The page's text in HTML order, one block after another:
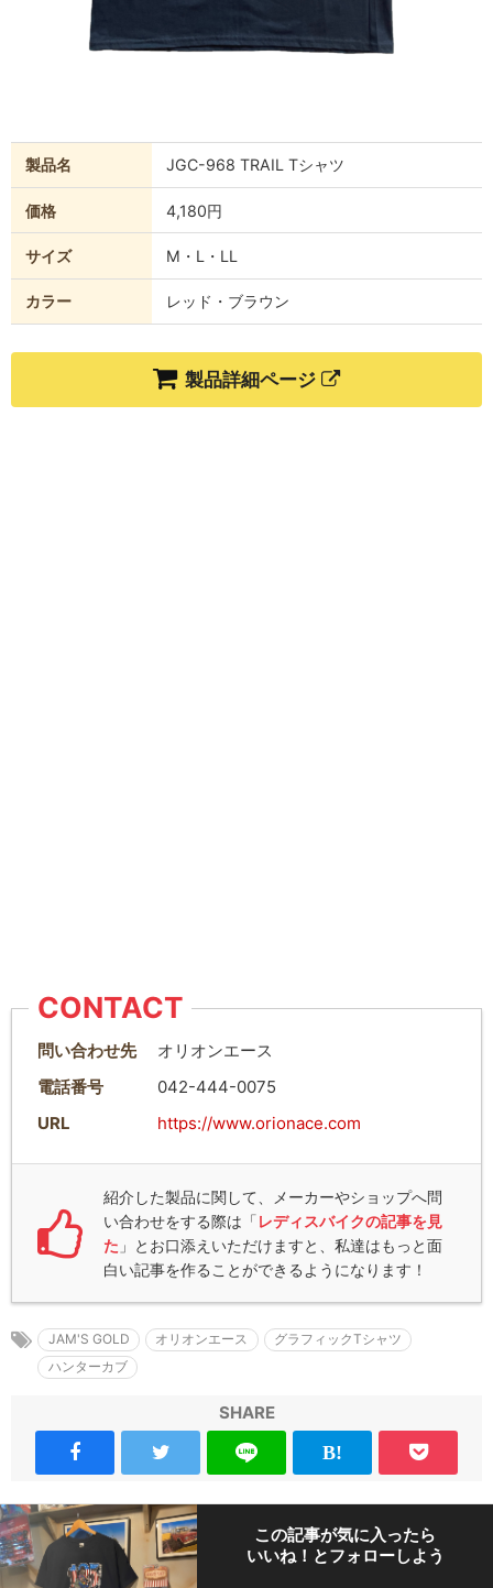
製品名 JGC-968 TRAIL Tシャツ
価格 4,180円
サイズ M・L・LL
カラー レッド・ブラウン
製品詳細ページ
CONTACT
問い合わせ先
オリオンエース
電話番号
042-444-0075
URL
https://www.orionace.com
紹介した製品に関して、メーカーやショップへ問
い合わせをする際は「レディスバイクの記事を見
た 」とお口添えいただけますと、私達はもっと面
白い記事を作ることができるようになります！
JAM'S GOLD オリオンエース
グラフィックTシャツ
ハンターカブ
SHARE
この記事が気に入ったら
いいね！とフォローしよう